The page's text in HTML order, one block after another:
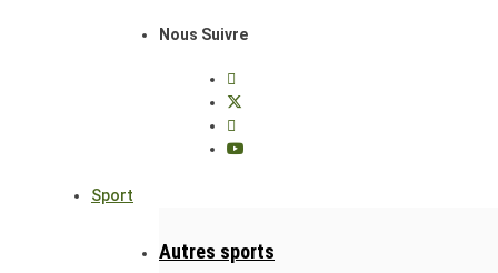
Nous Suivre
Sport
Autres sports